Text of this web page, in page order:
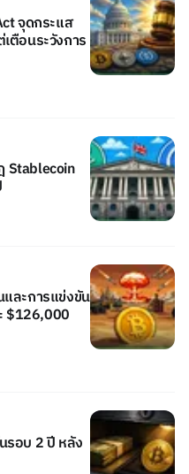
จุดกระแส
ตือนระวังการ
Stablecoin
ละการแข่งขัน
$126,000
รอบ 2 ปี หลัง